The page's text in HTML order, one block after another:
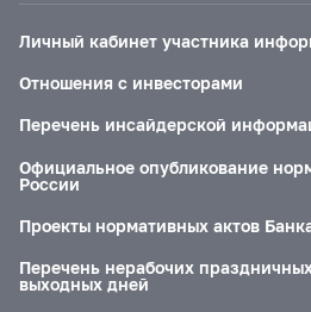
Личный кабинет участника
Отношения с инвесторами
Перечень инсайдерской
Официальное опубликование
России
Проекты нормативных актов
Перечень нерабочих
выходных дней